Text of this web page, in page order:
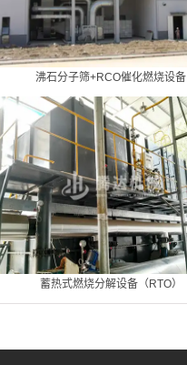
沸石分子筛+RCO催化燃烧设备
蓄热式燃烧分解设备（RTO）